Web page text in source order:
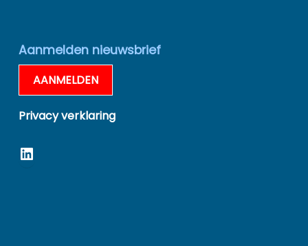
Aanmelden nieuwsbrief
AANMELDEN
Privacy verklaring
LinkedIn